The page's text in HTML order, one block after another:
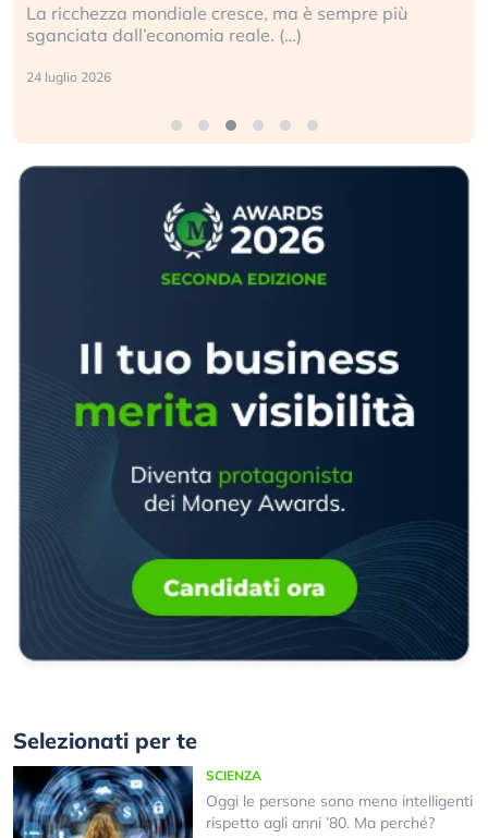
La ricchezza mondiale cresce, ma è sempre più
sganciata dall’economia reale. (…)
24 luglio 2026
Selezionati per te
SCIENZA
Oggi le persone sono meno intelligenti
rispetto agli anni ’80. Ma perché?